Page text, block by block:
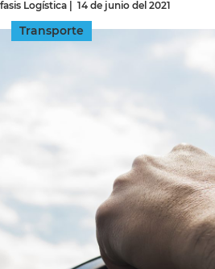
Logística| 14 de junio del 2021
Transporte